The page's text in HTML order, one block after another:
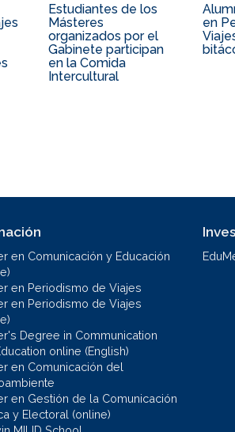
Estudiantes de los
Másteres
organizados por el
Gabinete participan
en la Comida
Intercultural
en
en Comunicación y Educación
en Periodismo de Viajes
en Periodismo de Viajes
Degree in Communication
online (English)
en Comunicación del
en Gestión de la Comunicación
y Electoral (online)